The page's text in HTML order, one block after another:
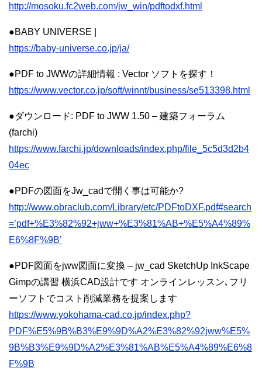
http://mosoku.fc2web.com/jw_win/pdftodxf.html
●BABY UNIVERSE |
https://baby-universe.co.jp/ja/
●PDF to JWWの詳細情報 : Vector ソフトを探す！
https://www.vector.co.jp/soft/winnt/business/se513398.html
●ダウンロード: PDF to JWW 1.50 – 建築フォーラム
(farchi)
https://www.farchi.jp/downloads/index.php/file_5c5d3d2b4
04ec
●PDFの図面をJw_cadで開く事は可能か?
http://www.obraclub.com/Library/etc/PDFtoDXF.pdf#search
=’pdf+%E3%82%92+jww+%E3%81%AB+%E5%A4%89%
E6%8F%9B’
●PDF図面をjww図面に変換 – jw_cad SketchUp InkScape
Gimpの講習 横浜CAD設計です オンラインレッスン､フリ
ーソフトでコスト削減業務を提案します
https://www.yokohama-cad.co.jp/index.php?
PDF%E5%9B%B3%E9%9D%A2%E3%82%92jww%E5%
9B%B3%E9%9D%A2%E3%81%AB%E5%A4%89%E6%8
F%9B